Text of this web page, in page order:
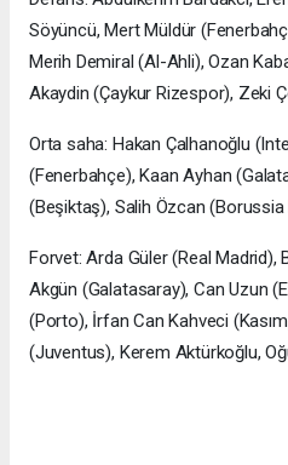
Söyüncü, Mert Müldür
Merih Demiral (Al-Ahli), Ozan
Akaydin (Çaykur Rizespor), Zeki
Orta saha: Hakan Çalhanoğlu
(Fenerbahçe), Kaan Ayhan
(Beşiktaş), Salih Özcan
Forvet: Arda Güler (Real Madrid),
Akgün (Galatasaray), Can Uzun
(Porto), İrfan Can Kahveci
(Juventus), Kerem Aktürkoğlu,